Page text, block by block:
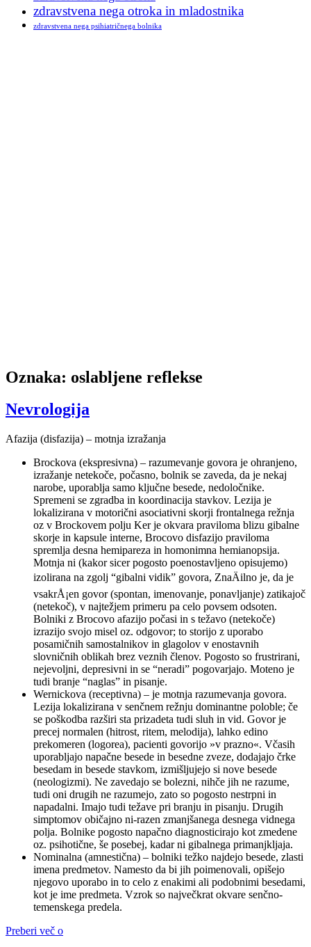
zdravstvena nega otroka in mladostnika
zdravstvena nega psihiatričnega bolnika
Oznaka: oslabljene reflekse
Nevrologija
Afazija (disfazija) – motnja izražanja
Brockova (ekspresivna) – razumevanje govora je ohranjeno,
izražanje netekoče, počasno, bolnik se zaveda, da je nekaj
narobe, uporablja samo ključne besede, nedoločnike.
Spremeni se zgradba in koordinacija stavkov. Lezija je
lokalizirana v motorični asociativni skorji frontalnega režnja
oz v Brockovem polju Ker je okvara praviloma blizu gibalne
skorje in kapsule interne, Brocovo disfazijo praviloma
spremlja desna hemipareza in homonimna hemianopsija.
Motnja ni (kakor sicer pogosto poenostavljeno opisujemo)
izolirana na zgolj “gibalni vidik” govora, ZnaÄilno je, da je
vsakrÅ¡en govor (spontan, imenovanje, ponavljanje) zatikajoč
(netekoč), v najtežjem primeru pa celo povsem odsoten.
Bolniki z Brocovo afazijo počasi in s težavo (netekoče)
izrazijo svojo misel oz. odgovor; to storijo z uporabo
posamičnih samostalnikov in glagolov v enostavnih
slovničnih oblikah brez veznih členov. Pogosto so frustrirani,
nejevoljni, depresivni in se “neradi” pogovarjajo. Moteno je
tudi branje “naglas” in pisanje.
Wernickova (receptivna) – je motnja razumevanja govora.
Lezija lokalizirana v senčnem režnju dominantne poloble; če
se poškodba razširi sta prizadeta tudi sluh in vid. Govor je
precej normalen (hitrost, ritem, melodija), lahko edino
prekomeren (logorea), pacienti govorijo »v prazno«. Včasih
uporabljajo napačne besede in besedne zveze, dodajajo črke
besedam in besede stavkom, izmišljujejo si nove besede
(neologizmi). Ne zavedajo se bolezni, nihče jih ne razume,
tudi oni drugih ne razumejo, zato so pogosto nestrpni in
napadalni. Imajo tudi težave pri branju in pisanju. Drugih
simptomov običajno ni-razen zmanjšanega desnega vidnega
polja. Bolnike pogosto napačno diagnosticirajo kot zmedene
oz. psihotične, še posebej, kadar ni gibalnega primanjkljaja.
Nominalna (amnestična) – bolniki težko najdejo besede, zlasti
imena predmetov. Namesto da bi jih poimenovali, opišejo
njegovo uporabo in to celo z enakimi ali podobnimi besedami,
kot je ime predmeta. Vzrok so največkrat okvare senčno-
temenskega predela.
Preberi več oNevrologija